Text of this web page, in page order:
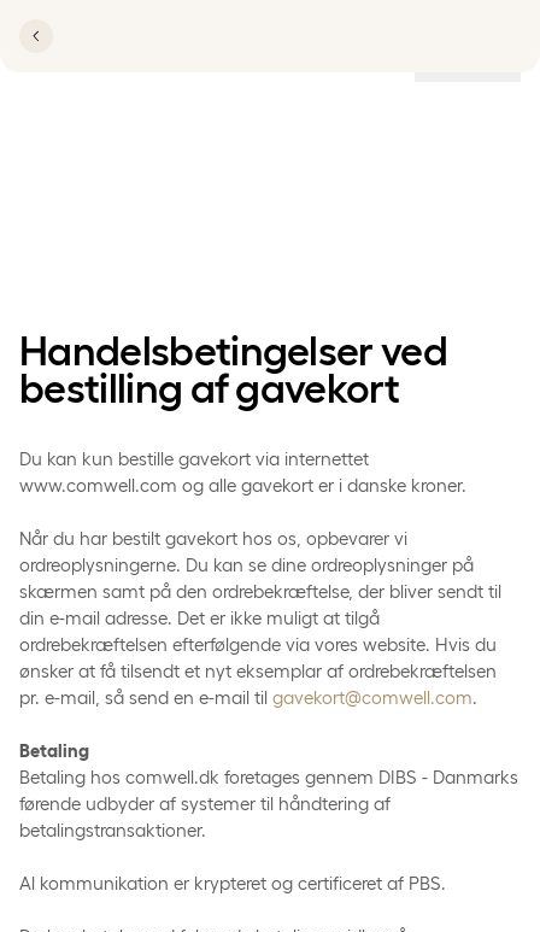
Handelsbetingelser ved
bestilling af gavekort
Du kan kun bestille gavekort via internettet
www.comwell.com og alle gavekort er i danske kroner.
Når du har bestilt gavekort hos os, opbevarer vi
ordreoplysningerne. Du kan se dine ordreoplysninger på
skærmen samt på den ordrebekræftelse, der bliver sendt til
din e-mail adresse. Det er ikke muligt at tilgå
ordrebekræftelsen efterfølgende via vores website. Hvis du
ønsker at få tilsendt et nyt eksemplar af ordrebekræftelsen
pr. e-mail, så send en e-mail til gavekort@comwell.com.
Betaling
Betaling hos comwell.dk foretages gennem DIBS - Danmarks
førende udbyder af systemer til håndtering af
betalingstransaktioner.
Al kommunikation er krypteret og certificeret af PBS.